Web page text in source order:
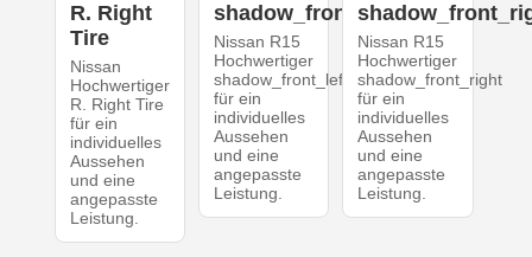
R. Right
Tire
Nissan
Hochwertiger
R. Right Tire
für ein
individuelles
Aussehen
und eine
angepasste
Leistung.
shadow_front_left
Nissan R15
Hochwertiger
shadow_front_left
für ein
individuelles
Aussehen
und eine
angepasste
Leistung.
Nissan R15
Hochwertiger
shadow_front_right
für ein
individuelles
Aussehen
und eine
angepasste
Leistung.